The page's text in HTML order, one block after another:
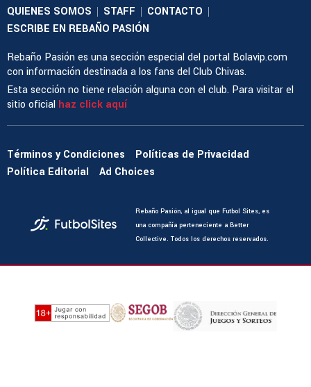
QUIENES SOMOS | STAFF | CONTACTO |
ESCRIBE EN REBAÑO PASIÓN
Rebaño Pasión es una sección especial del portal Bolavip.com
con información destinada a los fans del Club Chivas.
Esta sección no tiene relación alguna con el club. Para visitar el
sitio oficial haz click aquí
Términos y Condiciones
Políticas de Privacidad
Política Editorial
Ad Choices
Rebaño Pasión, al igual que Futbol Sites, es
una compañía perteneciente a Better
Collective. Todos los derechos reservados.